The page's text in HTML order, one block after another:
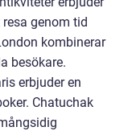
genom tid
kombinerar
besökare.
erbjuder en
Chatuchak